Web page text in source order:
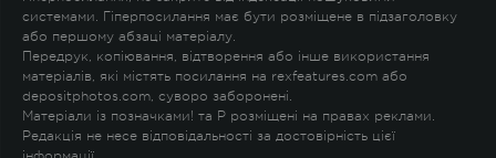
системами. Гіперпосилання має бути розміщене в підзаголовку
або першому абзаці матеріалу.
Передрук, копіювання, відтворення або інше використання
матеріалів, які містять посилання на rexfeatures.com або
depositphotos.com, суворо заборонені.
Матеріали із позначками! та P розміщені на правах реклами.
Редакція не несе відповідальності за достовірність цієї